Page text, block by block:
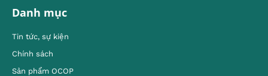
Danh mục
Tin tức, sự kiện
Chính sách
Sản phẩm OCOP